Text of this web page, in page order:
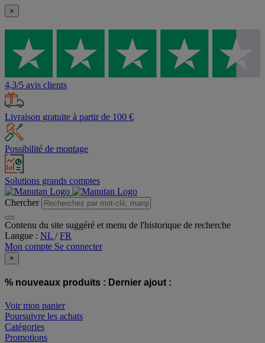
×
4,3/5 avis clients
Livraison gratuite à partir de 100 €
Possibilité de montage
Solutions grands comptes
Chercher
Contenu du site suggéré et menu de l'historique de recherche
Langue : NL /FR
Mon compte Se connecter
×
% nouveaux produits : Dernier ajout :
Voir mon panier
Poursuivre les achats
Catégories
Promotions